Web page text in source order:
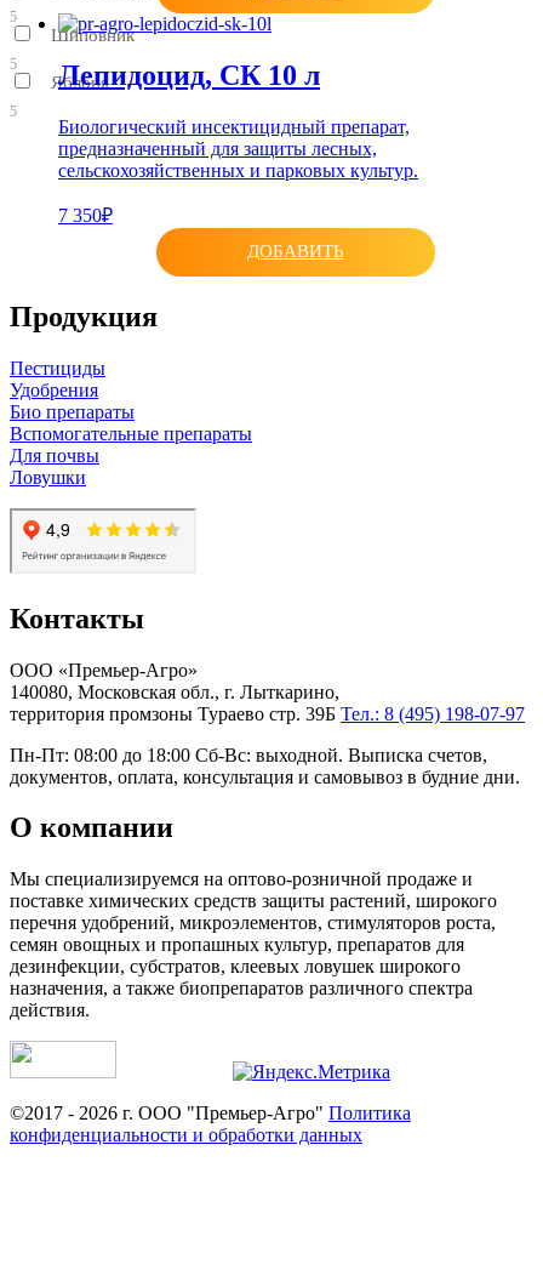
5
Шиповник
5
Яблоня
5
Лепидоцид, СК 10 л
Биологический инсектицидный препарат,
предназначенный для защиты лесных,
сельскохозяйственных и парковых культур.
7 350₽
ДОБАВИТЬ
Продукция
Пестициды
Удобрения
Био препараты
Вспомогательные препараты
Для почвы
Ловушки
Контакты
ООО «Премьер-Агро»
140080, Московская обл., г. Лыткарино,
территория промзоны Тураево стр. 39Б Тел.: 8 (495) 198-07-97
Пн-Пт: 08:00 до 18:00 Сб-Вс: выходной. Выписка счетов,
документов, оплата, консультация и самовывоз в будние дни.
О компании
Мы специализируемся на оптово-розничной продаже и
поставке химических средств защиты растений, широкого
перечня удобрений, микроэлементов, стимуляторов роста,
семян овощных и пропашных культур, препаратов для
дезинфекции, субстратов, клеевых ловушек широкого
назначения, а также биопрепаратов различного спектра
действия.
©2017 - 2026 г. ООО "Премьер-Агро" Политика
конфиденциальности и обработки данных